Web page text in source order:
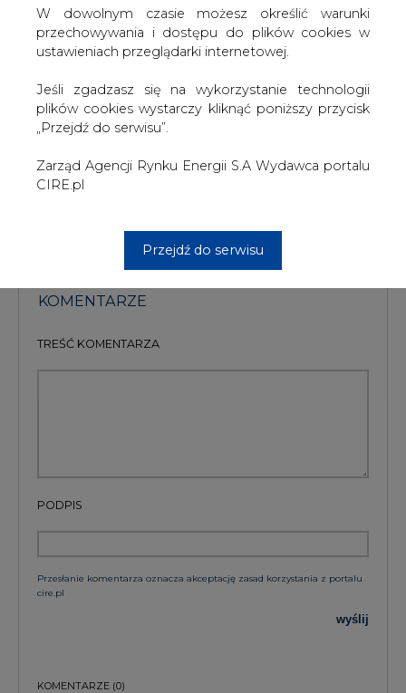
W dowolnym czasie możesz określić warunki
przechowywania i dostępu do plików cookies w
ustawieniach przeglądarki internetowej.
Jeśli zgadzasz się na wykorzystanie technologii
plików cookies wystarczy kliknąć poniższy przycisk
„Przejdź do serwisu”.
Zarząd Agencji Rynku Energii S.A Wydawca portalu
CIRE.pl
Przejdź do serwisu
konsekwentnie twierdzą, że ceny energii dla
gospodarstw domowych nie pokrywają nawet kosztów
jej zakupu. Z tego powodu zmuszone są do stosowania
poprzez podnoszenie cen energii dla odbiorców
biznesowych.
Artykuł powstał bez wsparcia narzędzi sztucznej inteligencji.
KOMENTARZE
TREŚĆ KOMENTARZA
PODPIS
Przesłanie komentarza oznacza akceptację zasad korzystania z portalu
cire.pl
wyślij
KOMENTARZE (0)